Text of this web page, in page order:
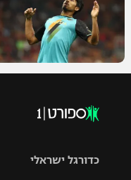
כדורגל ישראלי